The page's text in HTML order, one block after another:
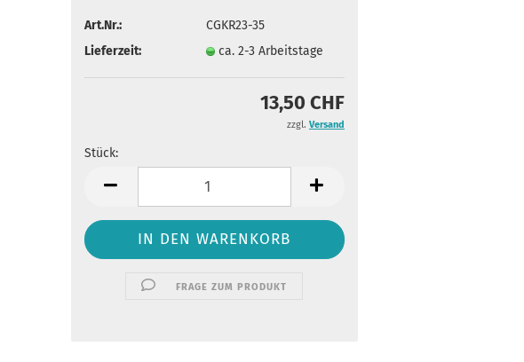
Art.Nr.:
CGKR23-35
Lieferzeit:
ca. 2-3 Arbeitstage
13,50 CHF
zzgl. Versand
Stück:
Stück
FRAGE ZUM PRODUKT